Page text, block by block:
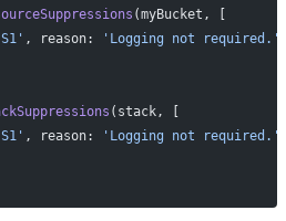
(myBucket, [
, reason: 'Logging not required.'
(stack, [
, reason: 'Logging not required.'